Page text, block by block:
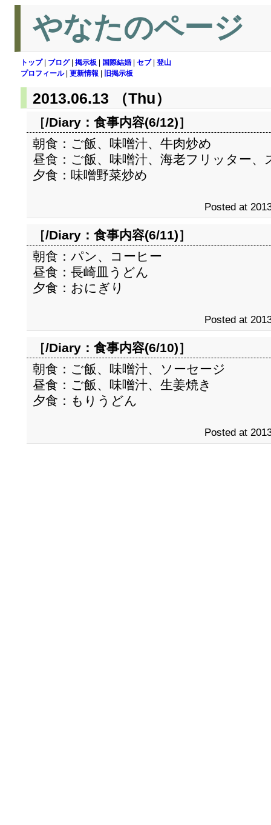
やなたのページ
トップ| ブログ| 掲示板 国際結婚 セブ| 登山
プロフィール| 更新情報 旧掲示板
2013.06.13 （Thu）
［/Diary： 食事内容(6/12)］
朝食：ご飯、味噌汁、牛肉炒め
昼食：ご飯、味噌汁、海老フリッター
夕食：味噌野菜炒め
Posted at
［/Diary： 食事内容(6/11)］
朝食：パン、コーヒー
昼食：長崎皿うどん
夕食：おにぎり
Posted at
［/Diary： 食事内容(6/10)］
朝食：ご飯、味噌汁、ソーセージ
昼食：ご飯、味噌汁、生姜焼き
夕食：もりうどん
Posted at